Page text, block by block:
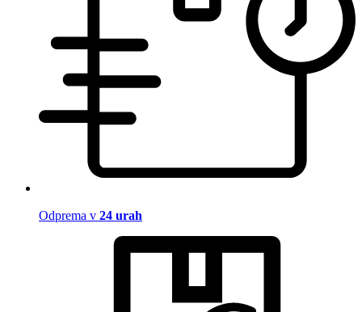
Odprema v 24 urah